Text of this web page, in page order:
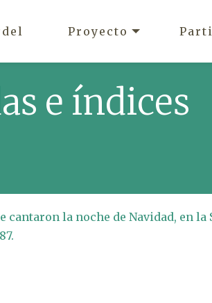
Proyecto
e índices
cantaron la noche de Navidad, en la